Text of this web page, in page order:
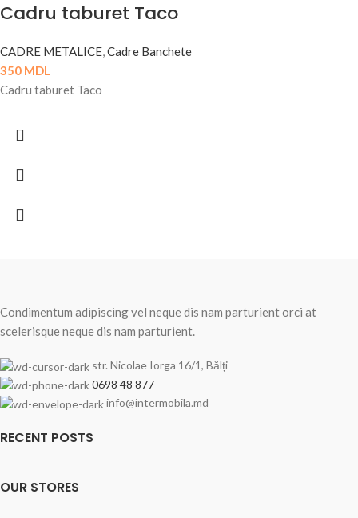
Cadru taburet Taco
CADRE METALICE,Cadre Banchete
350 MDL
Cadru taburet Taco
Condimentum adipiscing vel neque dis nam parturient orci at
scelerisque neque dis nam parturient.
str. Nicolae Iorga 16/1, Bălți
0698 48 877
info@intermobila.md
RECENT POSTS
OUR STORES